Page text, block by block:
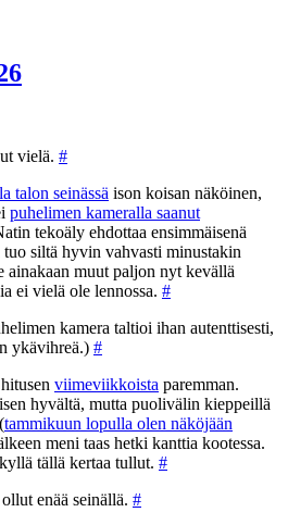
vielä. #
talon seinässä ison koisan näköinen,
puhelimen kameralla saanut
tekoäly ehdottaa ensimmäisenä
siltä hyvin vahvasti minustakin
ainakaan muut paljon nyt kevällä
ei vielä ole lennossa. #
kamera taltioi ihan autenttisesti,
ykävihreä.) #
viimeviikkoista paremman.
hyvältä, mutta puolivälin kieppeillä
tammikuun lopulla olen näköjään
meni taas hetki kanttia kootessa.
tällä kertaa tullut. #
enää seinällä. #